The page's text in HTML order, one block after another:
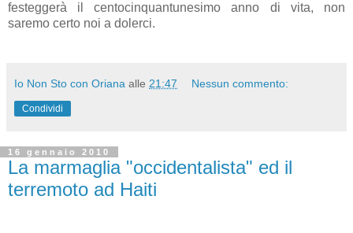
festeggerà il centocinquantunesimo anno di vita, non
saremo certo noi a dolerci.
Io Non Sto con Oriana alle 21:47 Nessun commento:
Condividi
16 gennaio 2010
La marmaglia "occidentalista" ed il
terremoto ad Haiti